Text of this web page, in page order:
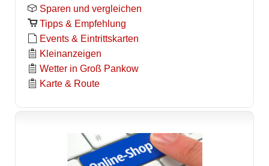
Sparen und vergleichen
Tipps & Empfehlung
Events & Eintrittskarten
Kleinanzeigen
Wetter in Groß Pankow
Karte & Route